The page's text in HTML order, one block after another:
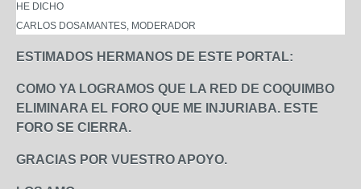
HE DICHO
CARLOS DOSAMANTES, MODERADOR
ESTIMADOS HERMANOS DE ESTE PORTAL:
COMO YA LOGRAMOS QUE LA RED DE COQUIMBO
ELIMINARA EL FORO QUE ME INJURIABA. ESTE
FORO SE CIERRA.
GRACIAS POR VUESTRO APOYO.